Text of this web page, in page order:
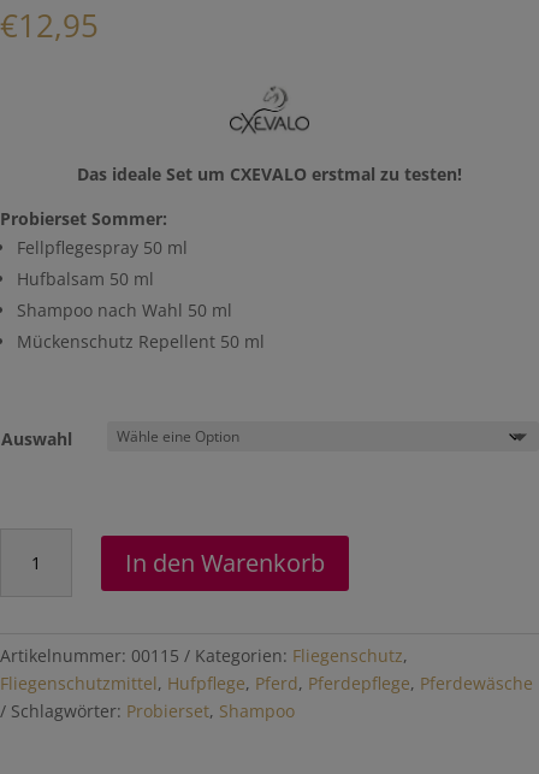
€12,95
Das ideale Set um CXEVALO erstmal zu testen!
Probierset Sommer:
Fellpflegespray 50 ml
Hufbalsam 50 ml
Shampoo nach Wahl 50 ml
Mückenschutz Repellent 50 ml
Auswahl
Sommer
In den Warenkorb
Artikelnummer: 00115 Kategorien: Fliegenschutz,
Fliegenschutzmittel, Hufpflege, Pferd, Pferdepflege, Pferdewäsche
Schlagwörter: Probierset, Shampoo